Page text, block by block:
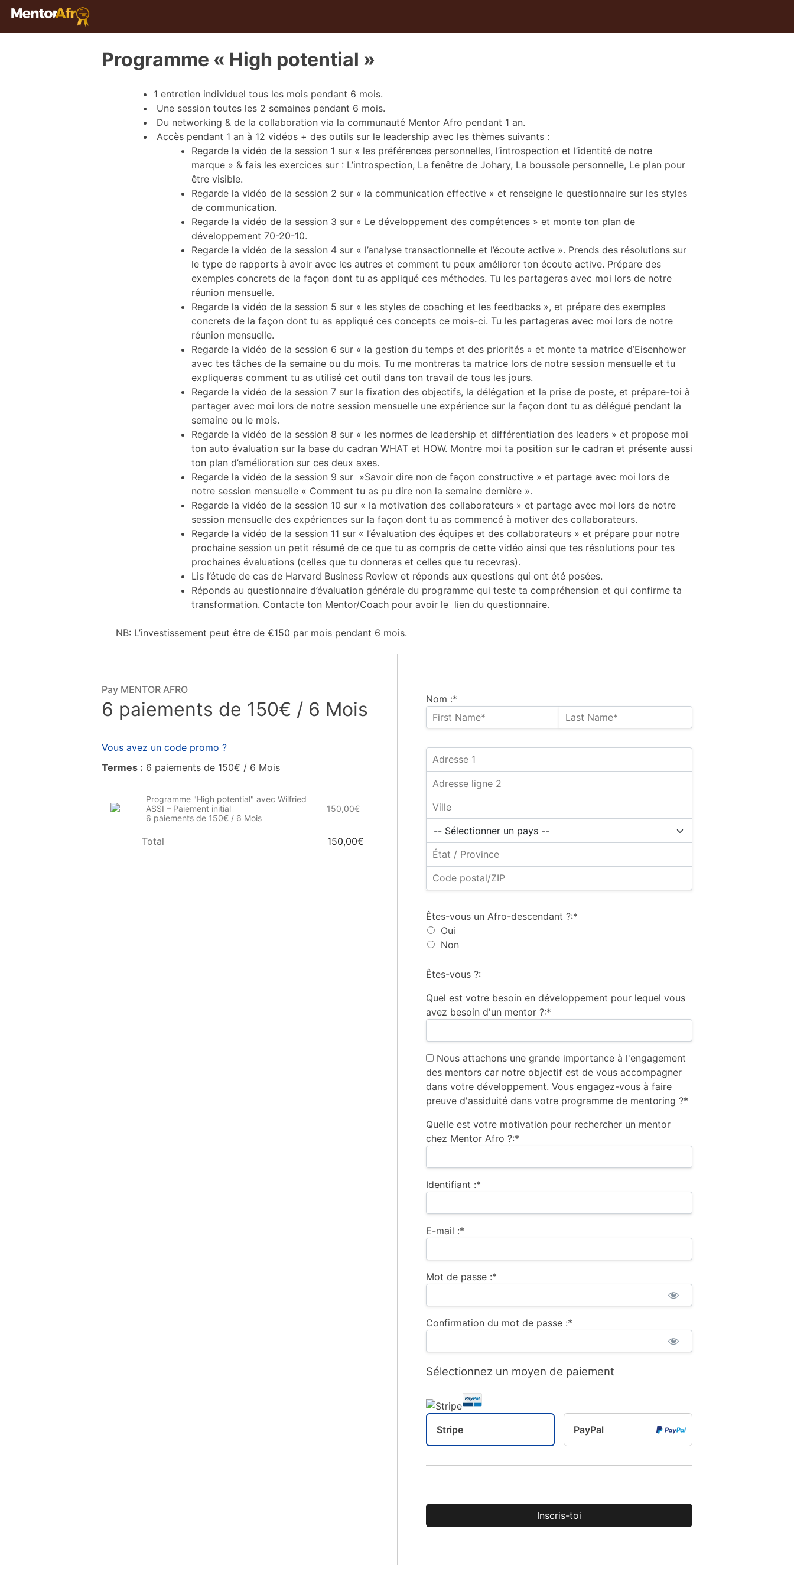
Programme « High potential »
1 entretien individuel tous les mois pendant 6 mois.
Une session toutes les 2 semaines pendant 6 mois.
Du networking & de la collaboration via la communauté Mentor Afro pendant 1 an.
Accès pendant 1 an à 12 vidéos + des outils sur le leadership avec les thèmes suivants :
Regarde la vidéo de la session 1 sur « les préférences personnelles, l’introspection et l’identité de notre
marque » & fais les exercices sur : L’introspection, La fenêtre de Johary, La boussole personnelle, Le plan pour
être visible.
Regarde la vidéo de la session 2 sur « la communication effective » et renseigne le questionnaire sur les styles
de communication.
Regarde la vidéo de la session 3 sur « Le développement des compétences » et monte ton plan de
développement 70-20-10.
Regarde la vidéo de la session 4 sur « l’analyse transactionnelle et l’écoute active ». Prends des résolutions sur
le type de rapports à avoir avec les autres et comment tu peux améliorer ton écoute active. Prépare des
exemples concrets de la façon dont tu as appliqué ces méthodes. Tu les partageras avec moi lors de notre
réunion mensuelle.
Regarde la vidéo de la session 5 sur « les styles de coaching et les feedbacks », et prépare des exemples
concrets de la façon dont tu as appliqué ces concepts ce mois-ci. Tu les partageras avec moi lors de notre
réunion mensuelle.
Regarde la vidéo de la session 6 sur « la gestion du temps et des priorités » et monte ta matrice d’Eisenhower
avec tes tâches de la semaine ou du mois. Tu me montreras ta matrice lors de notre session mensuelle et tu
expliqueras comment tu as utilisé cet outil dans ton travail de tous les jours.
Regarde la vidéo de la session 7 sur la fixation des objectifs, la délégation et la prise de poste, et prépare-toi à
partager avec moi lors de notre session mensuelle une expérience sur la façon dont tu as délégué pendant la
semaine ou le mois.
Regarde la vidéo de la session 8 sur « les normes de leadership et différentiation des leaders » et propose moi
ton auto évaluation sur la base du cadran WHAT et HOW. Montre moi ta position sur le cadran et présente aussi
ton plan d’amélioration sur ces deux axes.
Regarde la vidéo de la session 9 sur »Savoir dire non de façon constructive » et partage avec moi lors de
notre session mensuelle « Comment tu as pu dire non la semaine dernière ».
Regarde la vidéo de la session 10 sur « la motivation des collaborateurs » et partage avec moi lors de notre
session mensuelle des expériences sur la façon dont tu as commencé à motiver des collaborateurs.
Regarde la vidéo de la session 11 sur « l’évaluation des équipes et des collaborateurs » et prépare pour notre
prochaine session un petit résumé de ce que tu as compris de cette vidéo ainsi que tes résolutions pour tes
prochaines évaluations (celles que tu donneras et celles que tu recevras).
Lis l’étude de cas de Harvard Business Review et réponds aux questions qui ont été posées.
Réponds au questionnaire d’évaluation générale du programme qui teste ta compréhension et qui confirme ta
transformation. Contacte ton Mentor/Coach pour avoir le lien du questionnaire.
NB: L’investissement peut être de €150 par mois pendant 6 mois.
Nom :*
Êtes-vous un Afro-descendant ?:*
Oui
Non
Êtes-vous ?:
Quel est votre besoin en développement pour lequel vous
avez besoin d'un mentor ?:*
Nous attachons une grande importance à l'engagement
des mentors car notre objectif est de vous accompagner
dans votre développement. Vous engagez-vous à faire
preuve d'assiduité dans votre programme de mentoring ?*
Quelle est votre motivation pour rechercher un mentor
chez Mentor Afro ?:*
Identifiant :*
E-mail :*
Mot de passe :*
Confirmation du mot de passe :*
Sélectionnez un moyen de paiement
Stripe PayPal
Aucune valeur
Pay MENTOR AFRO
6 paiements de 150€ / 6 Mois
Vous avez un code promo ?
Termes : 6 paiements de 150€ / 6 Mois
Programme "High potential" avec Wilfried
ASSI – Paiement initial
6 paiements de 150€ / 6 Mois
150,00€
Total 150,00€